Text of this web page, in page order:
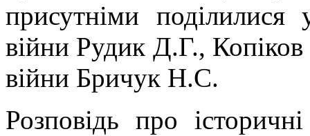
присутніми поділилися
війни Рудик Д.Г.,
війни Бричук Н.С.
Розповідь про